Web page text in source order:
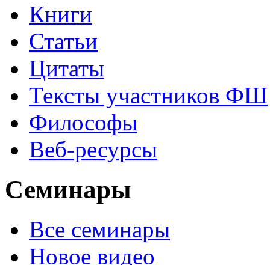
Книги
Статьи
Цитаты
Тексты участников ФШ
Философы
Веб-ресурсы
Семинары
Все семинары
Новое видео